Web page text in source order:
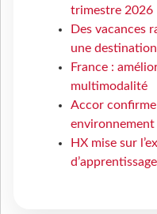
trimestre 2026
Des vacances
une
France :
multimodalité
Accor
HX mise sur
d’apprentissage